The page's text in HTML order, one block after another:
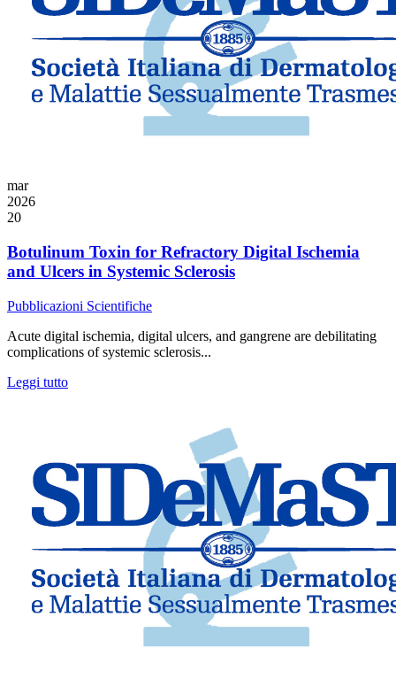
mar
2026
20
Botulinum Toxin for Refractory Digital Ischemia
and Ulcers in Systemic Sclerosis
Pubblicazioni Scientifiche
Acute digital ischemia, digital ulcers, and gangrene are debilitating
complications of systemic sclerosis...
Leggi tutto